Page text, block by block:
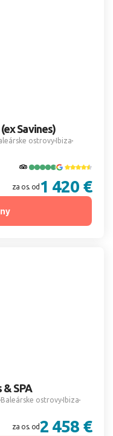
Savines)
ostrovy Ibiza
za os. od 1 420 €
SPA
Baleárske ostrovy Ibiza
za os. od2 458 €